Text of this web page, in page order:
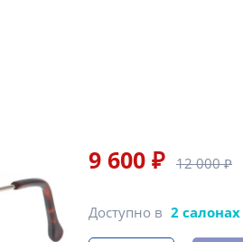
9 600 ₽ 12 000 ₽
Доступно в 2 салонах